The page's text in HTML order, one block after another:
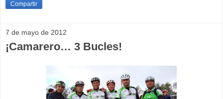
Compartir
7 de mayo de 2012
¡Camarero… 3 Bucles!